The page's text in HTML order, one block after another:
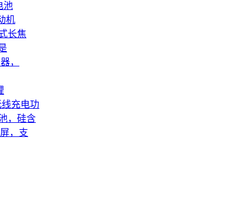
池
机
长焦
，
线充电功
，硅含
，支